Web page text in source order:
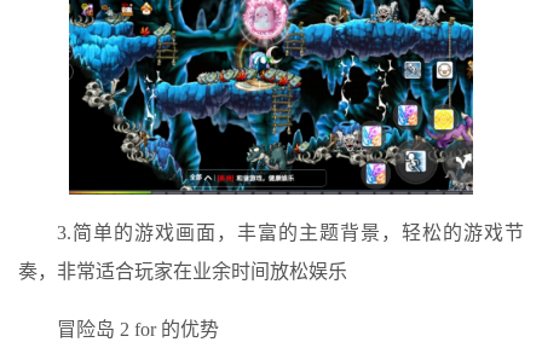
3.简单的游戏画面，丰富的主题背景，轻松的游戏节
奏，非常适合玩家在业余时间放松娱乐
冒险岛 2 for 的优势